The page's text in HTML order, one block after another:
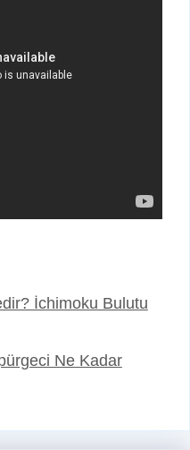
İchimoku Bulutu
Ne Kadar